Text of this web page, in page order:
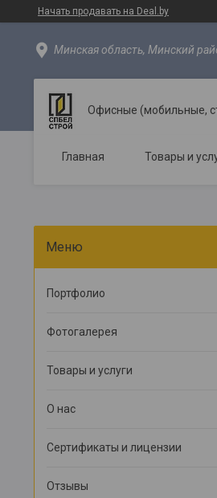
Начать продавать на Deal.by
Минская область, Минский
Офисные (мобильные,
Главная Товары и
Портфолио
Фотогалерея
Товары и услуги
О нас
Сертификаты и лицензии
Отзывы